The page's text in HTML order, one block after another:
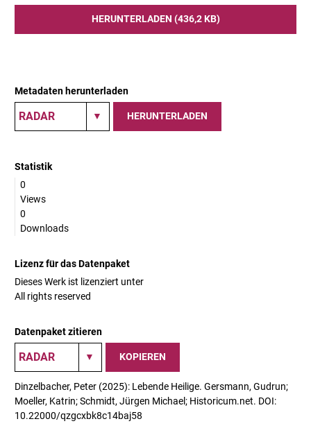
HERUNTERLADEN (436,2 KB)
Metadaten herunterladen
HERUNTERLADEN
Statistik
0
Views
0
Downloads
Lizenz für das Datenpaket
Dieses Werk ist lizenziert unter
All rights reserved
Datenpaket zitieren
KOPIEREN
Dinzelbacher, Peter (2025): Lebende Heilige. Gersmann, Gudrun;
Moeller, Katrin; Schmidt, Jürgen Michael; Historicum.net. DOI:
10.22000/qzgcxbk8c14baj58